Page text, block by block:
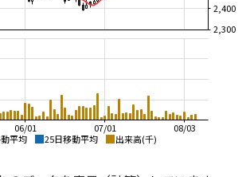
平均 25日移動平均 出来高(千)
08/03
07/01
06/01
2,300
2,400